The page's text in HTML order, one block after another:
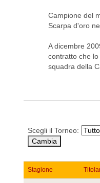
Campione del
Scarpa d'oro
A dicembre
contratto che
squadra della
Scegli il Torneo:
Stagione